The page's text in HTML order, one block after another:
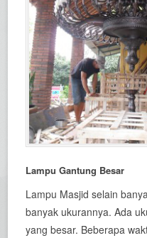
Lampu Gantung Besar
Lampu Masjid selain
banyak ukurannya. Ada
yang besar. Beberapa